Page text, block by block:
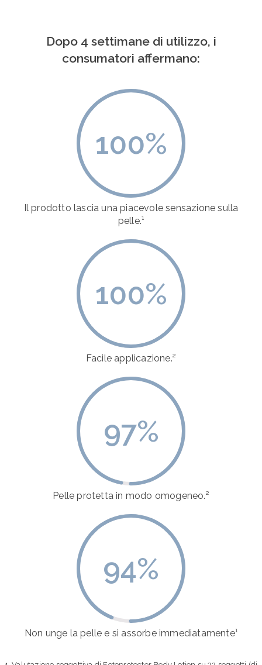
Dopo 4 settimane di utilizzo, i
consumatori affermano:
100%
Il prodotto lascia una piacevole sensazione sulla
pelle.¹
100%
Facile applicazione.²
97%
Pelle protetta in modo omogeneo.²
94%
Non unge la pelle e si assorbe immediatamente¹